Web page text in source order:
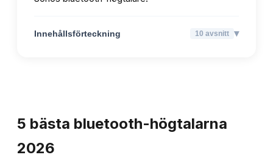
Innehållsförteckning 10 avsnitt ▾
5 bästa bluetooth-högtalarna
2026